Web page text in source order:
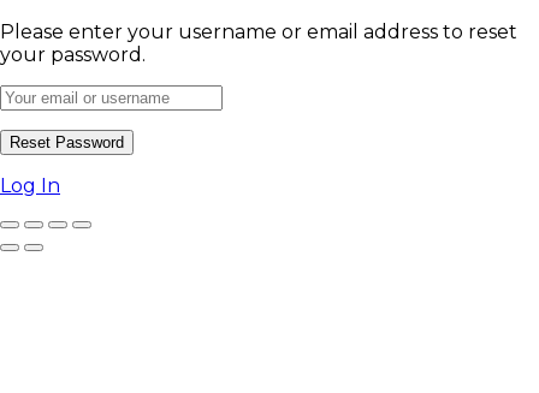
Please enter your username or email address to reset
your password.
Log In